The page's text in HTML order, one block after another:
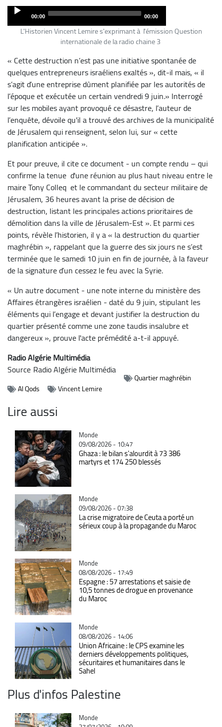
Audio
Player 00:00 00:00
L'Historien Vincent Lemire s'exprimant à l'émission Question
internationale de la radio chaine 3
« Cette destruction n’est pas une initiative spontanée de
quelques entrepreneurs israéliens exaltés », dit-il mais, « il
s’agit d’une entreprise dûment planifiée par les autorités de
l’époque et exécutée un certain vendredi 9 juin.» Interrogé
sur les mobiles ayant provoqué ce désastre, l’auteur de
l’enquête, dévoile qu'il a trouvé des archives de la municipalité
de Jérusalem qui renseignent, selon lui, sur « cette
planification anticipée ».
Et pour preuve, il cite ce document - un compte rendu – qui
confirme la tenue d'une réunion au plus haut niveau entre le
maire Tony Colleq et le commandant du secteur militaire de
Jérusalem, 36 heures avant la prise de décision de
destruction, listant les principales actions prioritaires de
démolition dans la ville de Jérusalem-Est ». Et parmi ces
points, révèle l’historien, il y a « la destruction du quartier
maghrébin », rappelant que la guerre des six jours ne s’est
terminée que le samedi 10 juin en fin de journée, à la faveur
de la signature d’un cessez le feu avec la Syrie.
« Un autre document - une note interne du ministère des
Affaires étrangères israélien - daté du 9 juin, stipulant les
éléments qui l’engage et devant justifier la destruction du
quartier présenté comme une zone taudis insalubre et
dangereux », prouve l'acte prémédité a-t-il appuyé.
Radio Algérie Multimédia
Source Radio Algérie Multimédia
Quartier maghrébin
Al Qods
Vincent Lemire
Lire aussi
Catégorie
Monde
09/08/2026 - 10:47
Ghaza : le bilan s'alourdit à 73 386
martyrs et 174 250 blessés
Catégorie
Monde
09/08/2026 - 07:38
La crise migratoire de Ceuta a porté un
sérieux coup à la propagande du Maroc
Catégorie
Monde
08/08/2026 - 17:49
Espagne : 57 arrestations et saisie de
10,5 tonnes de drogue en provenance
du Maroc
Catégorie
Monde
08/08/2026 - 14:06
Union Africaine : le CPS examine les
derniers développements politiques,
sécuritaires et humanitaires dans le
Sahel
Plus d'infos Palestine
Catégorie
Monde